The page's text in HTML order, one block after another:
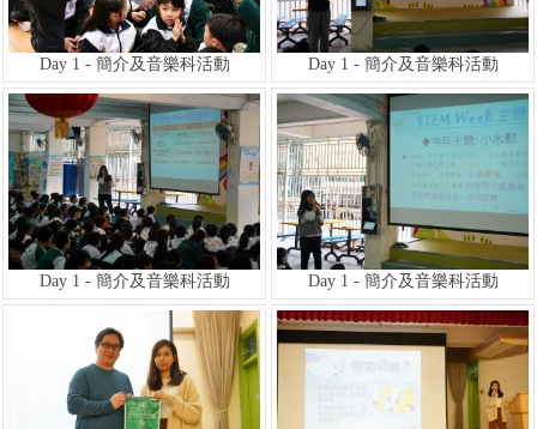
Day 1 - 簡介及音樂科活動 Day 1 - 簡介及音樂科活動
Day 1 - 簡介及音樂科活動 Day 1 - 簡介及音樂科活動